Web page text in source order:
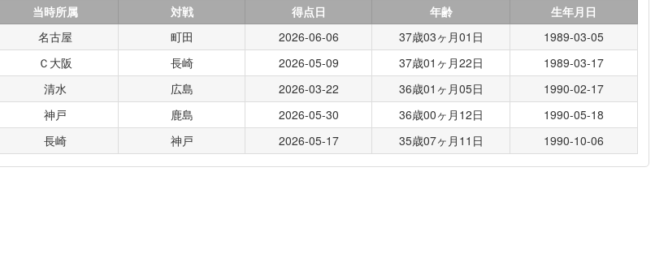
当時所属 対戦 得点日 年齢
生年月日
名古屋 町田 2026-06-06 37歳03ヶ月01日
1989-03-05
Ｃ大阪 長崎 2026-05-09 37歳01ヶ月22日
1989-03-17
清水 広島 2026-03-22 36歳01ヶ月05日
1990-02-17
神戸 鹿島 2026-05-30 36歳00ヶ月12日
1990-05-18
長崎 神戸 2026-05-17 35歳07ヶ月11日 1990-10-06